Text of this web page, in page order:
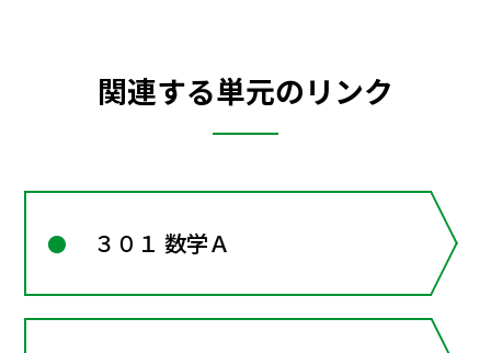
関連する単元のリンク
３０１ 数学Ａ